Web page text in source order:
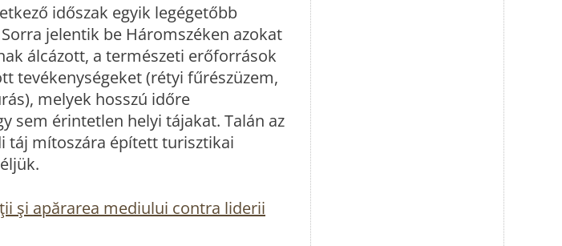
időszak egyik legégetőbb
jelentik be Háromszéken azokat
álcázott, a természeti erőforrások
tevékenységeket (rétyi fűrészüzem,
melyek hosszú időre
sem érintetlen helyi tájakat. Talán az
táj mítoszára épített turisztikai
şi apărarea mediului contra liderii